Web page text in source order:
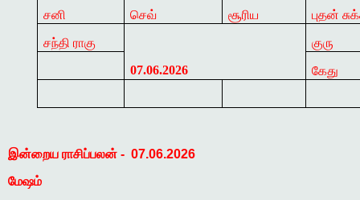
சனி செவ் சூரிய புதன்
சந்தி ராகு
07.06.2026
குரு
கேது
இன்றைய ராசிப்பலன் - 07.06.2026
மேஷம்